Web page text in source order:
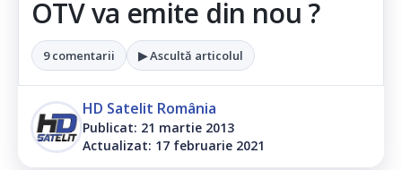
OTV va emite din nou ?
9 comentarii ▶ Ascultă articolul
HD Satelit România
Publicat: 21 martie 2013
Actualizat: 17 februarie 2021